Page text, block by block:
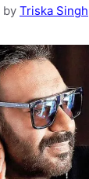
by Triska Singh